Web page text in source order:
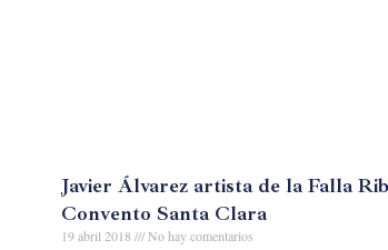
Javier Álvarez artista de la Falla
Convento Santa Clara
19 abril 2018 No hay comentarios